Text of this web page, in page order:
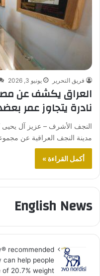
فريق التحرير يونيو 3, 2026
العراق يكشف عن
نادرة يتجاوز عمر
النجف الأشرف – عزيز آل
مدينة النجف العراقية عن
أكمل القراءة »
English News
recommended
can help people
20.7% weight